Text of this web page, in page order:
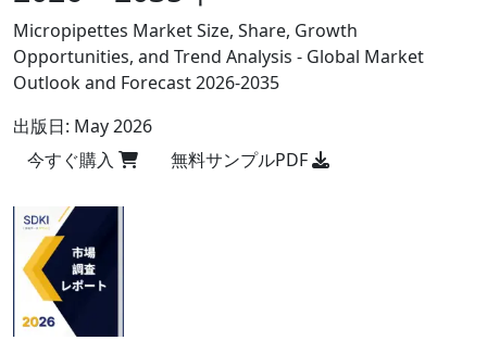
Micropipettes Market Size, Share, Growth
Opportunities, and Trend Analysis - Global Market
Outlook and Forecast 2026-2035
出版日: May 2026
今すぐ購入
無料サンプルPDF